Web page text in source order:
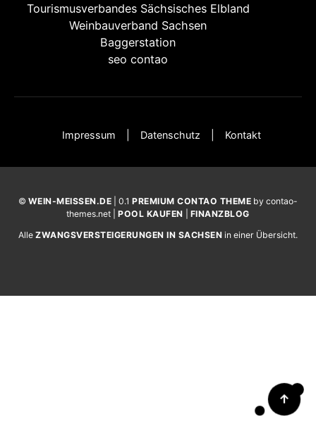
Tourismusverbandes Sächsisches Elbland
Weinbauverband Sachsen
Baggerstation
seo contao
Impressum Datenschutz Kontakt
© WEIN-MEISSEN.DE | 0.1PREMIUM CONTAO THEME by contao-
themes.net |POOL KAUFEN FINANZBLOG
Alle ZWANGSVERSTEIGERUNGEN IN SACHSEN in einer Übersicht.
↑